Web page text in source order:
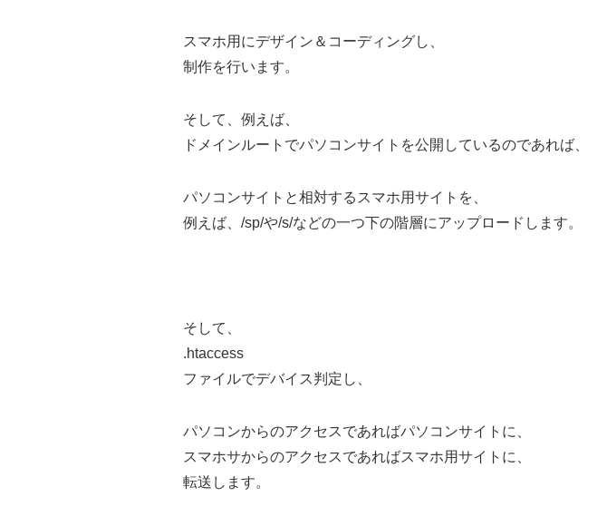
スマホ用にデザイン＆コーディングし、
制作を行います。
そして、例えば、
ドメインルートでパソコンサイトを公開しているのであれば、
パソコンサイトと相対するスマホ用サイトを、
例えば、/sp/や/s/などの一つ下の階層にアップロードします。
そして、
.htaccess
ファイルでデバイス判定し、
パソコンからのアクセスであればパソコンサイトに、
スマホサからのアクセスであればスマホ用サイトに、
転送します。